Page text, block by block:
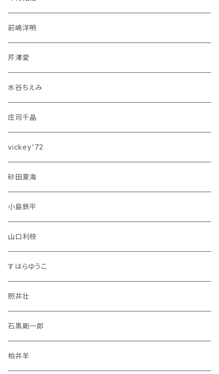
前嶋洋明
芹澤愛
水谷ちえみ
庄司千晶
vickey'72
砂田夏海
小島鉄平
山口利枝
すはらゆうこ
照井壮
石黒剛一郎
柏井羊